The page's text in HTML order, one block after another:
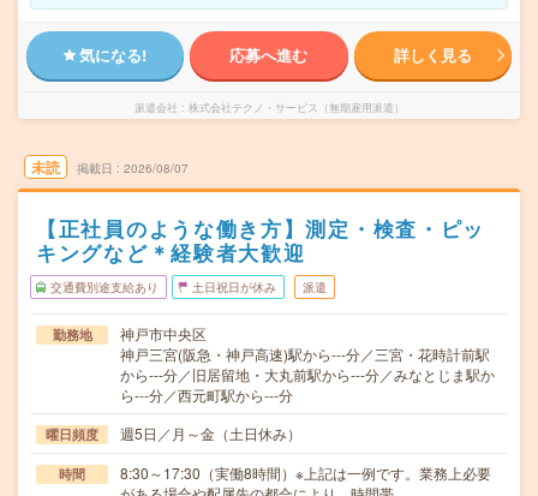
気になる! 応募へ進む 詳しく見る
派遣会社 株式会社テクノ・サービス（無期雇用派遣）
未読 掲載日 2026/08/07
【正社員のような働き方】測定・検査・ピッ
キングなど＊経験者大歓迎
交通費別途支給あり 土日祝日が休み 派遣
勤務地
神戸市中央区
神戸三宮(阪急・神戸高速)駅から---分／三宮・花時計前駅
から---分／旧居留地・大丸前駅から---分／みなとじま駅か
ら---分／西元町駅から---分
曜日頻度 週5日／月～金（土日休み）
時間
8:30～17:30（実働8時間）※上記は一例です。業務上必要